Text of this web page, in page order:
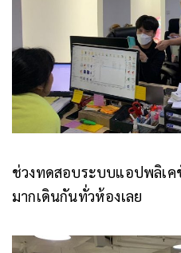
ช่วงทดสอบระบบแอปพลิเค
มากเดินกันทั่วห้องเลย